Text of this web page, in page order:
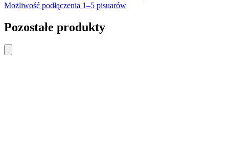
Możliwość podłączenia 1–5 pisuarów
Pozostałe produkty